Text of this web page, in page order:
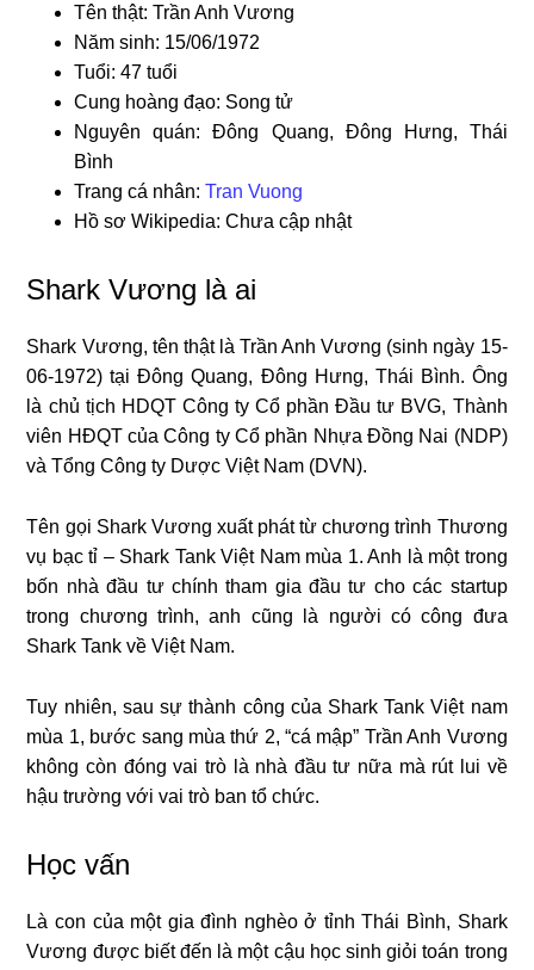
Tên thật: Trần Anh Vương
Năm sinh: 15/06/1972
Tuổi: 47 tuổi
Cung hoàng đạo: Song tử
Nguyên quán: Đông Quang, Đông Hưng, Thái
Bình
Trang cá nhân:Tran Vuong
Hồ sơ Wikipedia: Chưa cập nhật
Shark Vương là ai
Shark Vương, tên thật là Trần Anh Vương (sinh ngày 15-
06-1972) tại Đông Quang, Đông Hưng, Thái Bình. Ông
là chủ tịch HDQT Công ty Cổ phần Đầu tư BVG, Thành
viên HĐQT của Công ty Cổ phần Nhựa Đồng Nai (NDP)
và Tổng Công ty Dược Việt Nam (DVN).
Tên gọi Shark Vương xuất phát từ chương trình Thương
vụ bạc tỉ – Shark Tank Việt Nam mùa 1. Anh là một trong
bốn nhà đầu tư chính tham gia đầu tư cho các startup
trong chương trình, anh cũng là người có công đưa
Shark Tank về Việt Nam.
Tuy nhiên, sau sự thành công của Shark Tank Việt nam
mùa 1, bước sang mùa thứ 2, “cá mập” Trần Anh Vương
không còn đóng vai trò là nhà đầu tư nữa mà rút lui về
hậu trường với vai trò ban tổ chức.
Học vấn
Là con của một gia đình nghèo ở tỉnh Thái Bình, Shark
Vương được biết đến là một cậu học sinh giỏi toán trong